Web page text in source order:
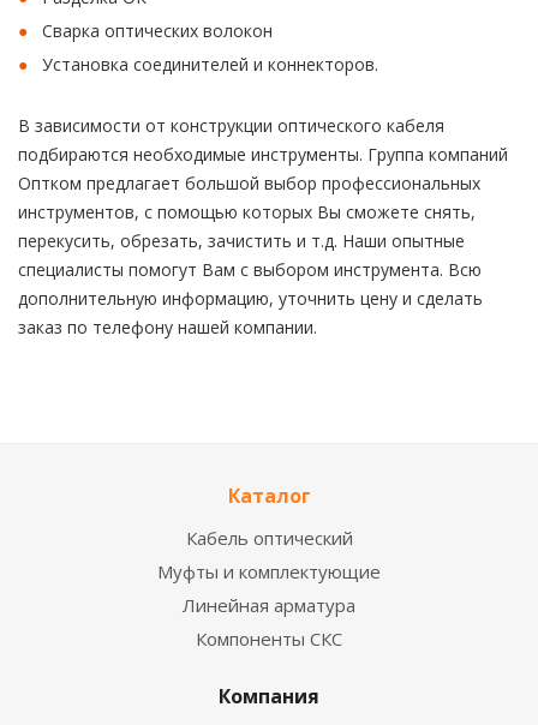
Сварка оптических волокон
Установка соединителей и коннекторов.
В зависимости от конструкции оптического кабеля
подбираются необходимые инструменты. Группа компаний
Оптком предлагает большой выбор профессиональных
инструментов, с помощью которых Вы сможете снять,
перекусить, обрезать, зачистить и т.д. Наши опытные
специалисты помогут Вам с выбором инструмента. Всю
дополнительную информацию, уточнить цену и сделать
заказ по телефону нашей компании.
Каталог
Кабель оптический
Муфты и комплектующие
Линейная арматура
Компоненты СКС
Компания